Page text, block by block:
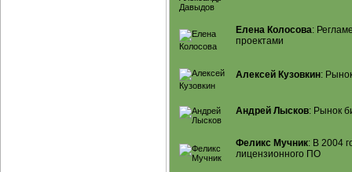
Елена Колосова:
проектами
Алексей Кузовкин:
Андрей Лысков: Рынок
Феликс Мучник: В 2004
лицензионного ПО